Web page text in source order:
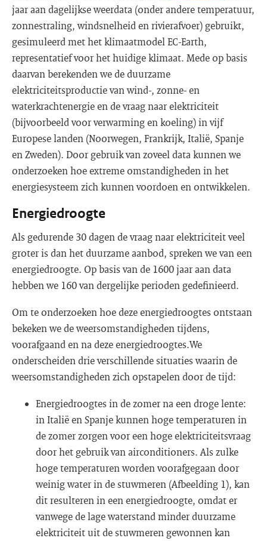
jaar aan dagelijkse weerdata (onder andere temperatuur,
zonnestraling, windsnelheid en rivierafvoer) gebruikt,
gesimuleerd met het klimaatmodel EC-Earth,
representatief voor het huidige klimaat. Mede op basis
daarvan berekenden we de duurzame
elektriciteitsproductie van wind-, zonne- en
waterkrachtenergie en de vraag naar elektriciteit
(bijvoorbeeld voor verwarming en koeling) in vijf
Europese landen (Noorwegen, Frankrijk, Italië, Spanje
en Zweden). Door gebruik van zoveel data kunnen we
onderzoeken hoe extreme omstandigheden in het
energiesysteem zich kunnen voordoen en ontwikkelen.
Energiedroogte
Als gedurende 30 dagen de vraag naar elektriciteit veel
groter is dan het duurzame aanbod, spreken we van een
energiedroogte. Op basis van de 1600 jaar aan data
hebben we 160 van dergelijke perioden gedefinieerd.
Om te onderzoeken hoe deze energiedroogtes ontstaan
bekeken we de weersomstandigheden tijdens,
voorafgaand en na deze energiedroogtes.We
onderscheiden drie verschillende situaties waarin de
weersomstandigheden zich opstapelen door de tijd:
Energiedroogtes in de zomer na een droge lente:
in Italië en Spanje kunnen hoge temperaturen in
de zomer zorgen voor een hoge elektriciteitsvraag
door het gebruik van airconditioners. Als zulke
hoge temperaturen worden voorafgegaan door
weinig water in de stuwmeren (Afbeelding 1), kan
dit resulteren in een energiedroogte, omdat er
vanwege de lage waterstand minder duurzame
elektriciteit uit de stuwmeren gewonnen kan